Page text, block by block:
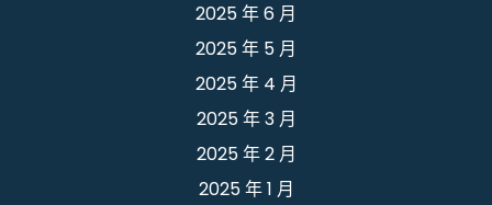
2025 年 6 月
2025 年 5 月
2025 年 4 月
2025 年 3 月
2025 年 2 月
2025 年 1 月